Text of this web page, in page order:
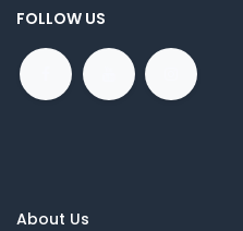
FOLLOW US
About Us